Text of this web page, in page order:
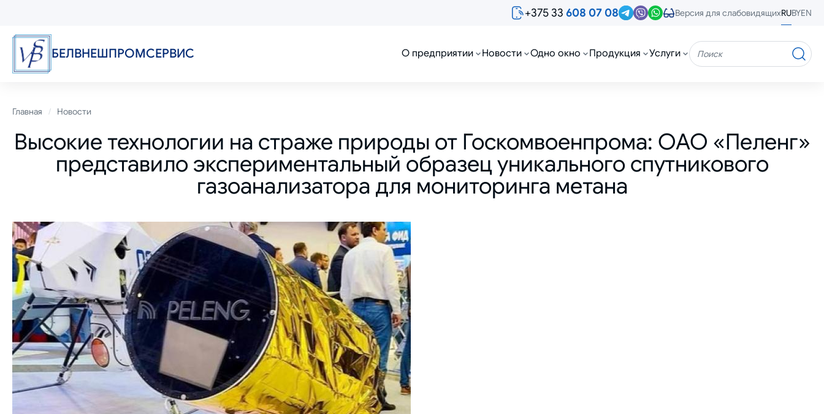
содержанию
+375 33 608 07 08 Версия для слабовидящихRUBYEN
БЕЛВНЕШПРОМСЕРВИС О предприятии Новости Одно окно Продукция Услуги Поиск
Строка
навигации
Главная Новости
Высокие технологии на страже природы от Госкомвоенпрома: ОАО «Пеленг»
представило экспериментальный образец уникального спутникового
газоанализатора для мониторинга метана